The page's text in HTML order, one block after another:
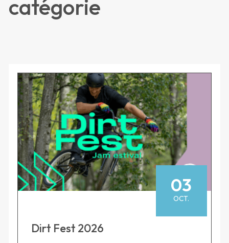
catégorie
03
OCT.
Dirt Fest 2026